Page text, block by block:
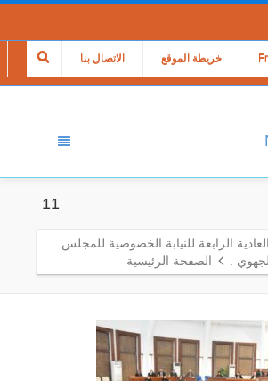
الاتصال بنا خريطة الموقع
11
الرابعة للنيابة الخصوصية للمجلس
.
الصفحة الرئيسية